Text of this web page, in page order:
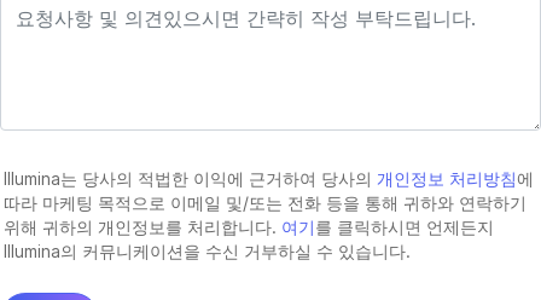
Illumina는 당사의 적법한 이익에 근거하여 당사의 개인정보 처리방침에
따라 마케팅 목적으로 이메일 및/또는 전화 등을 통해 귀하와 연락하기
위해 귀하의 개인정보를 처리합니다. 여기를 클릭하시면 언제든지
Illumina의 커뮤니케이션을 수신 거부하실 수 있습니다.